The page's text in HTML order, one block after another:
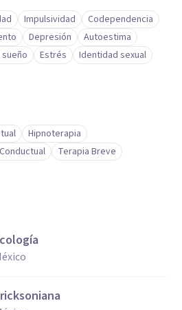
Impulsividad
Codependencia
Depresión
Autoestima
Estrés Identidad sexual
Hipnoterapia
Terapia Breve